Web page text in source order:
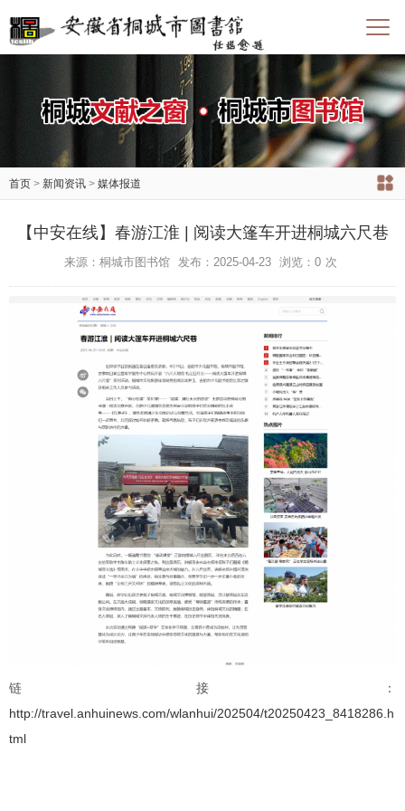
首页 > 新闻资讯 > 媒体报道
【中安在线】春游江淮 | 阅读大篷车开进桐城六尺巷
来源：桐城市图书馆 发布：2025-04-23 浏览： 0 次
链接：
http://travel.anhuinews.com/wlanhui/202504/t20250423_8418286.h
tml